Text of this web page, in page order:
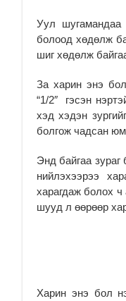
Уул шугамандаа
болоод хөдөлж
шиг хөдөлж
За харин энэ
“1/2″ гэсэн
хэд хэдэн
болгож чадсан
Энд байгаа зураг
нийлэхээрээ
харагдаж болох
шууд л өөрөөр
Харин энэ бол